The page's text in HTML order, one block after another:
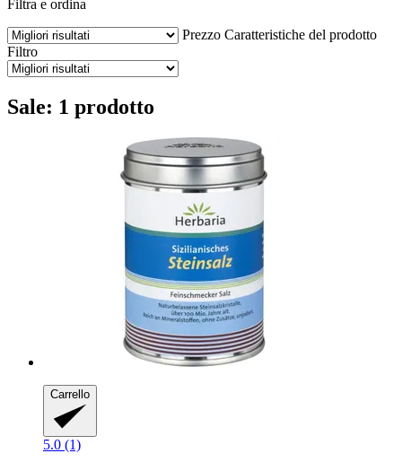
Filtra e ordina
Prezzo Caratteristiche del prodotto
Filtro
Sale: 1 prodotto
Carrello
5.0 (1)